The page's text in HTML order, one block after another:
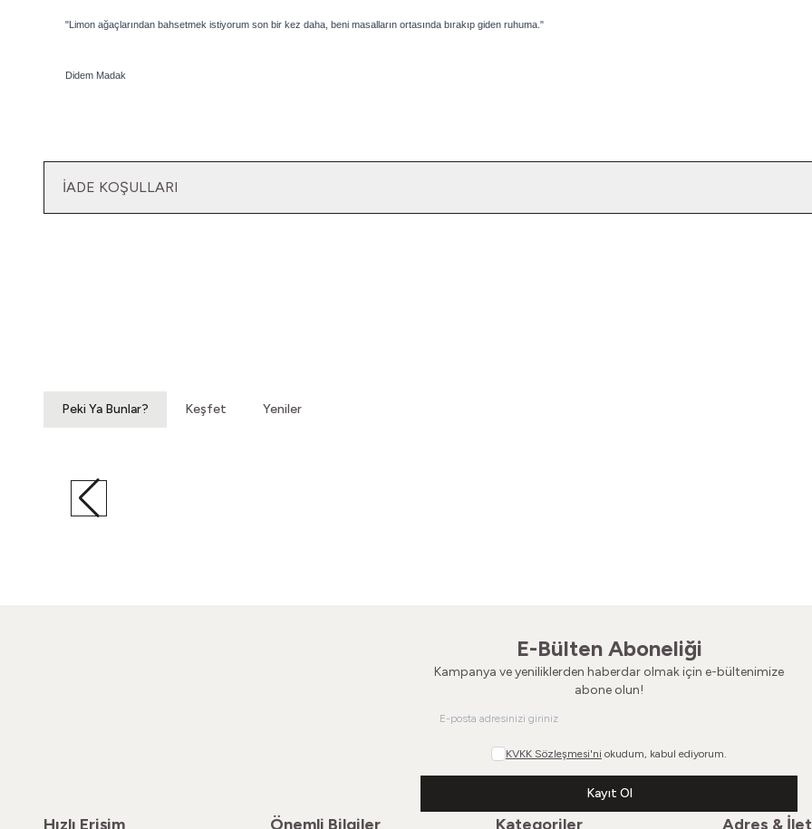
"Limon ağaçlarından bahsetmek istiyorum son bir kez daha, beni masalların ortasında bırakıp giden ruhuma."
Didem Madak
İADE KOŞULLARI
Peki Ya Bunlar? Keşfet Yeniler
E-Bülten Aboneliği
Kampanya ve yeniliklerden haberdar olmak için e-bültenimize
abone olun!
KVKK Sözleşmesi'ni okudum, kabul ediyorum.
Kayıt Ol
Hızlı Erişim Önemli Bilgiler Kategoriler Adres &